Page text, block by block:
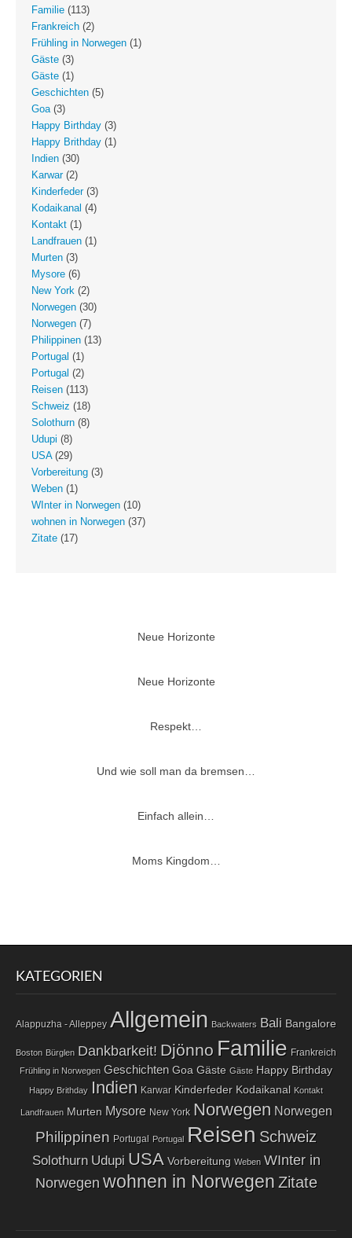
Familie (113)
Frankreich (2)
Frühling in Norwegen (1)
Gäste (3)
Gäste (1)
Geschichten (5)
Goa(3)
Happy Birthday (3)
Happy Brithday (1)
Indien (30)
Karwar(2)
Kinderfeder(3)
Kodaikanal (4)
Kontakt (1)
Landfrauen (1)
Murten (3)
Mysore (6)
New York (2)
Norwegen (30)
Norwegen (7)
Philippinen (13)
Portugal (1)
Portugal (2)
Reisen (113)
Schweiz (18)
Solothurn (8)
Udupi (8)
USA(29)
Vorbereitung (3)
Weben (1)
WInter in Norwegen (10)
wohnen in Norwegen (37)
Zitate (17)
Neue Horizonte
Neue Horizonte
Respekt…
Und wie soll man da bremsen…
Einfach allein…
Moms Kingdom…
KATEGORIEN
Alappuzha - Alleppey Allgemein Backwaters Bali Bangalore
Boston Bürglen Dankbarkeit! Djönno Familie Frankreich
Frühling in Norwegen Geschichten Goa Gäste Gäste Happy Birthday
Happy Brithday Indien Karwar Kinderfeder Kodaikanal Kontakt
Landfrauen Murten Mysore New York Norwegen Norwegen
Philippinen Portugal Portugal Reisen Schweiz
Solothurn Udupi USA Vorbereitung Weben WInter in
Norwegen wohnen in Norwegen Zitate